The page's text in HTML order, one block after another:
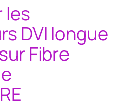
les
DVI longue
Fibre